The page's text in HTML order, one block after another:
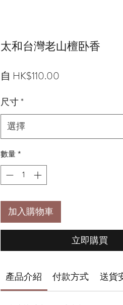
太和台灣老山檀卧香
自 HK$110.00促
尺寸*
選擇
數量 *
加入購物車
立即購買
產品介紹 付款方式 送貨